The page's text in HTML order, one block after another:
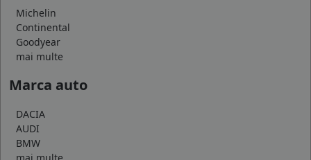
Michelin
Continental
Goodyear
mai multe
Marca auto
DACIA
AUDI
BMW